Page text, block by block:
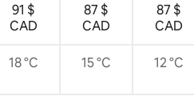
91 $
CAD
87 $
CAD
87 $
CAD
18 °C 15 °C 12 °C